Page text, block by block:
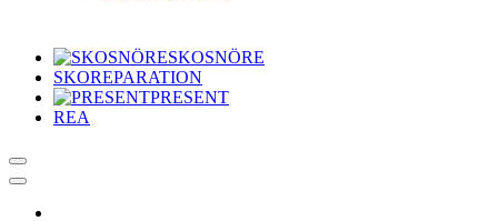
SKOSNÖRE
SKOREPARATION
PRESENT
REA